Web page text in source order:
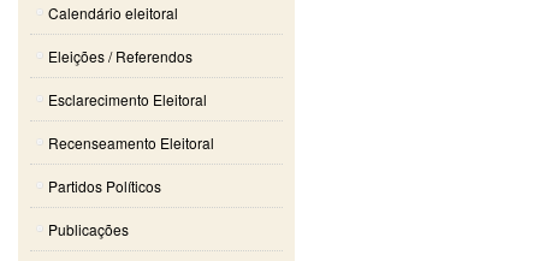
Calendário eleitoral
Eleições / Referendos
Esclarecimento Eleitoral
Recenseamento Eleitoral
Partidos Políticos
Publicações